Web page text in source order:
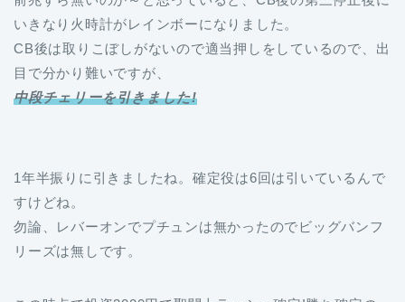
いきなり火時計がレインボーになりました。
CB後は取りこぼしがないので適当押しをしているので、出
目で分かり難いですが、
中段チェリーを引きました!
1年半振りに引きましたね。確定役は6回は引いているんで
すけどね。
勿論、レバーオンでプチュンは無かったのでビッグバンフ
リーズは無しです。